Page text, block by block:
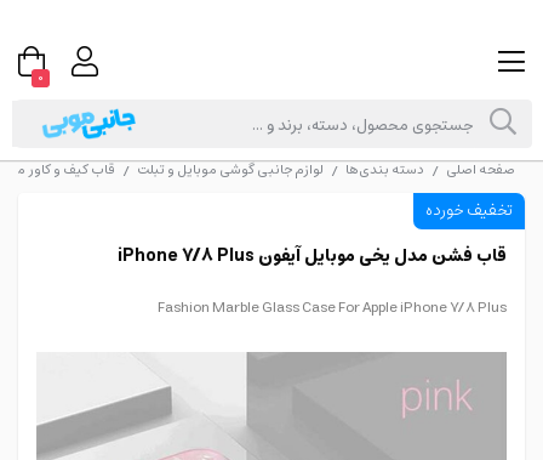
صفحه اصلی / دسته بندی‌ها / لوازم جانبی گوشی موبایل و تبلت / قاب کیف و کاور
تخفیف خورده
قاب فشن مدل یخی موبایل آیفون iPhone 7/8 Plus
Fashion Marble Glass Case For Apple iPhone 7/8 Plus
0